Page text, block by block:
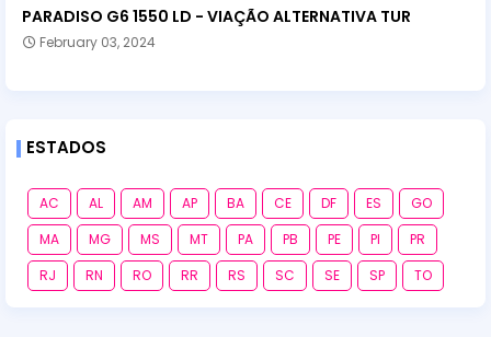
PARADISO G6 1550 LD - VIAÇÃO ALTERNATIVA TUR
February 03, 2024
ESTADOS
AC AL AM AP BA CE DF ES
GO
MA
MG MS MT PA PB PE PI
PR
RJ
RN RO RR RS SC SE SP TO